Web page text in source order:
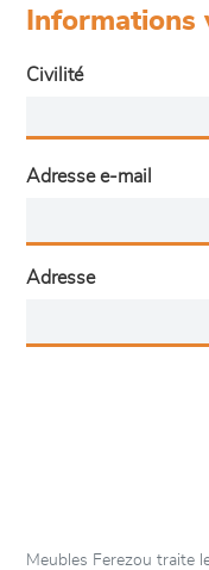
Informations
Civilité
Adresse e-mail
Adresse
Meubles Ferezou traite